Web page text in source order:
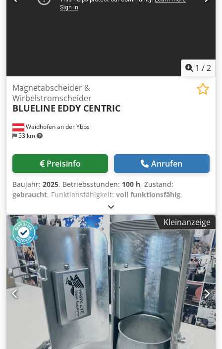
1 /2
Waidhofen an der Ybbs
53 km
Magnetabscheider &
Wirbelstromscheider
BLUELINE EDDY CENTRIC
Preisinfo Anrufen
Baujahr: 2025, Betriebsstunden: 100 h, Zustand:
gebraucht, Funktionsfähigkeit: voll funktionsfähig,
, Gesamtlänge:
Gesamtbreite:2.450 mm, Gesamthöhe:2.700 mm,
Maschinen-/Fahrzeugnummer:B0403, EDDY CENTRIC
vereint einen Eisen- und Nichteisenmetallabscheider und
bietet eine effiziente sowie kompakte Möglichkeit, Metalle
aus einem Stoffstrom bei höchsten Durchsatzraten zu
separieren. Dcodpszfy R Dsfx Amnek Eine Kombination aus
einem robusten und leistungsstarken
Trommelmagnetscheider für die Abtrennung von
Eisenmetallen (Nägel, Schrauben, usw.) und einem
zentrischen Wirbelstromscheider für die Separierung von
Nichteisenmetallen (Aluminium, Kupfer, Messing, usw.)
ermöglicht es, in einem einzigen Aufbereitungsschritt drei
verkaufsfähige Fraktionen zu gewinnen. Dieses Modul ist
Kleinanzeige